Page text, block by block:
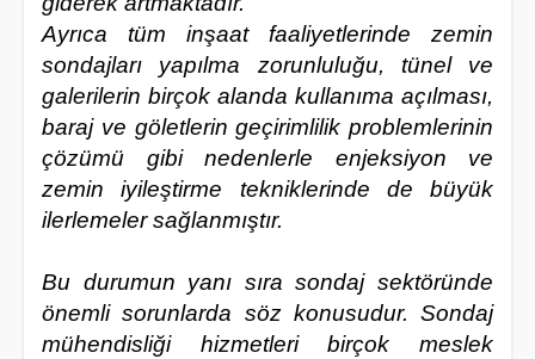
Ayrıca tüm inşaat faaliyetlerinde zemin
sondajları yapılma zorunluluğu, tünel ve
galerilerin birçok alanda kullanıma açılması,
baraj ve göletlerin geçirimlilik problemlerinin
çözümü gibi nedenlerle enjeksiyon ve
zemin iyileştirme tekniklerinde de büyük
ilerlemeler sağlanmıştır.
Bu durumun yanı sıra sondaj sektöründe
önemli sorunlarda söz konusudur. Sondaj
mühendisliği hizmetleri birçok meslek